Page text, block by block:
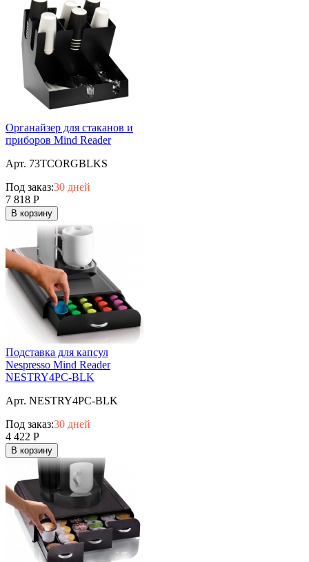
Органайзер для стаканов и
приборов Mind Reader
Арт. 73TCORGBLKS
Под заказ:30 дней
7 818 Р
В корзину
Подставка для капсул
Nespresso Mind Reader
NESTRY4PC-BLK
Арт. NESTRY4PC-BLK
Под заказ:30 дней
4 422 Р
В корзину